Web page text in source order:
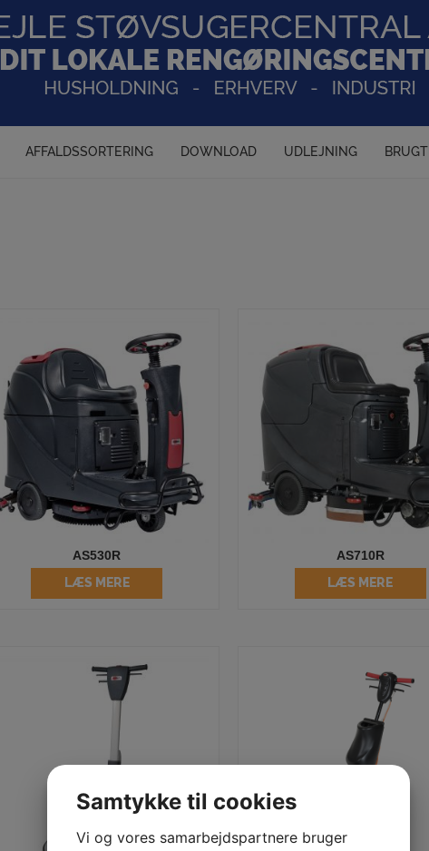
AFFALDSSORTERING DOWNLOAD UDLEJNING BRUGT
AS530R
LÆS MERE
AS710R
LÆS MERE
Samtykke til cookies
Vi og vores samarbejdspartnere bruger